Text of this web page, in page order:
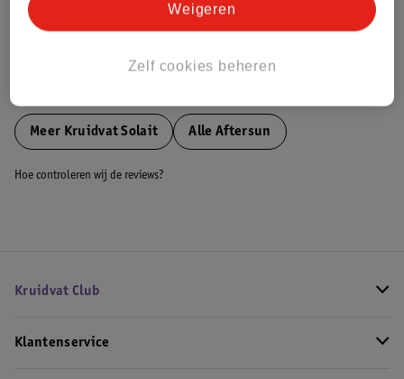
Bestel & Bezorginformatie
Meer Kruidvat Solait Alle Aftersun
Hoe controleren wij de reviews?
Kruidvat Club
Klantenservice
Zelf cookies beheren
Weigeren